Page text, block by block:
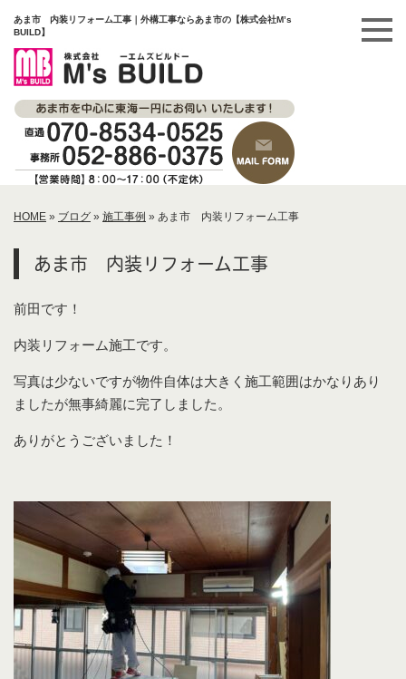
あま市 内装リフォーム工事｜外構工事ならあま市の【株式会社M’s
BUILD】
HOME » ブログ » 施工事例 » あま市 内装リフォーム工事
あま市 内装リフォーム工事
前田です！
内装リフォーム施工です。
写真は少ないですが物件自体は大きく施工範囲はかなりあり
ましたが無事綺麗に完了しました。
ありがとうございました！